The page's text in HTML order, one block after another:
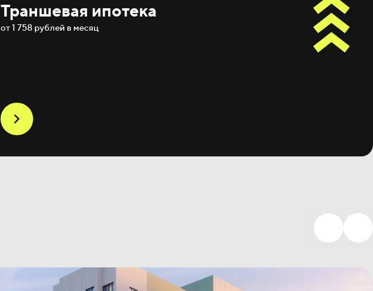
Траншевая ипотека
от 1 758 рублей в месяц